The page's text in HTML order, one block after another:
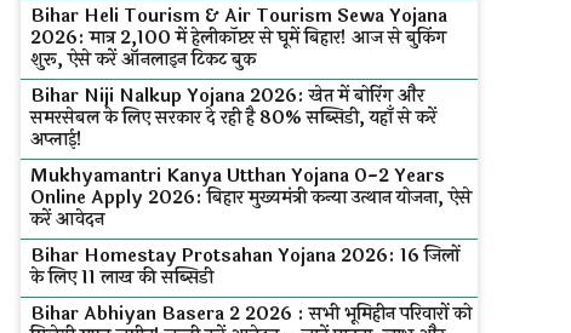
Bihar Heli Tourism & Air Tourism Sewa Yojana
2026: मात्र ₹2,100 में हेलीकॉप्टर से घूमें बिहार! आज से बुकिंग
शुरू, ऐसे करें ऑनलाइन टिकट बुक
Bihar Niji Nalkup Yojana 2026: खेत में बोरिंग और
समरसेबल के लिए सरकार दे रही है 80% सब्सिडी, यहाँ से करें
अप्लाई!
Mukhyamantri Kanya Utthan Yojana 0-2 Years
Online Apply 2026: बिहार मुख्यमंत्री कन्या उत्थान योजना, ऐसे
करें आवेदन
Bihar Homestay Protsahan Yojana 2026: 16 जिलों
के लिए ₹11 लाख की सब्सिडी
Bihar Abhiyan Basera 2 2026 : सभी भूमिहीन परिवारों को